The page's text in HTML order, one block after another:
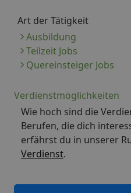
Art der Tätigkeit
Ausbildung
Teilzeit Jobs
Quereinsteiger Jobs
Verdienstmöglichkeiten
Wie hoch sind die
Berufen, die dich
erfährst du in unserer
Verdienst.